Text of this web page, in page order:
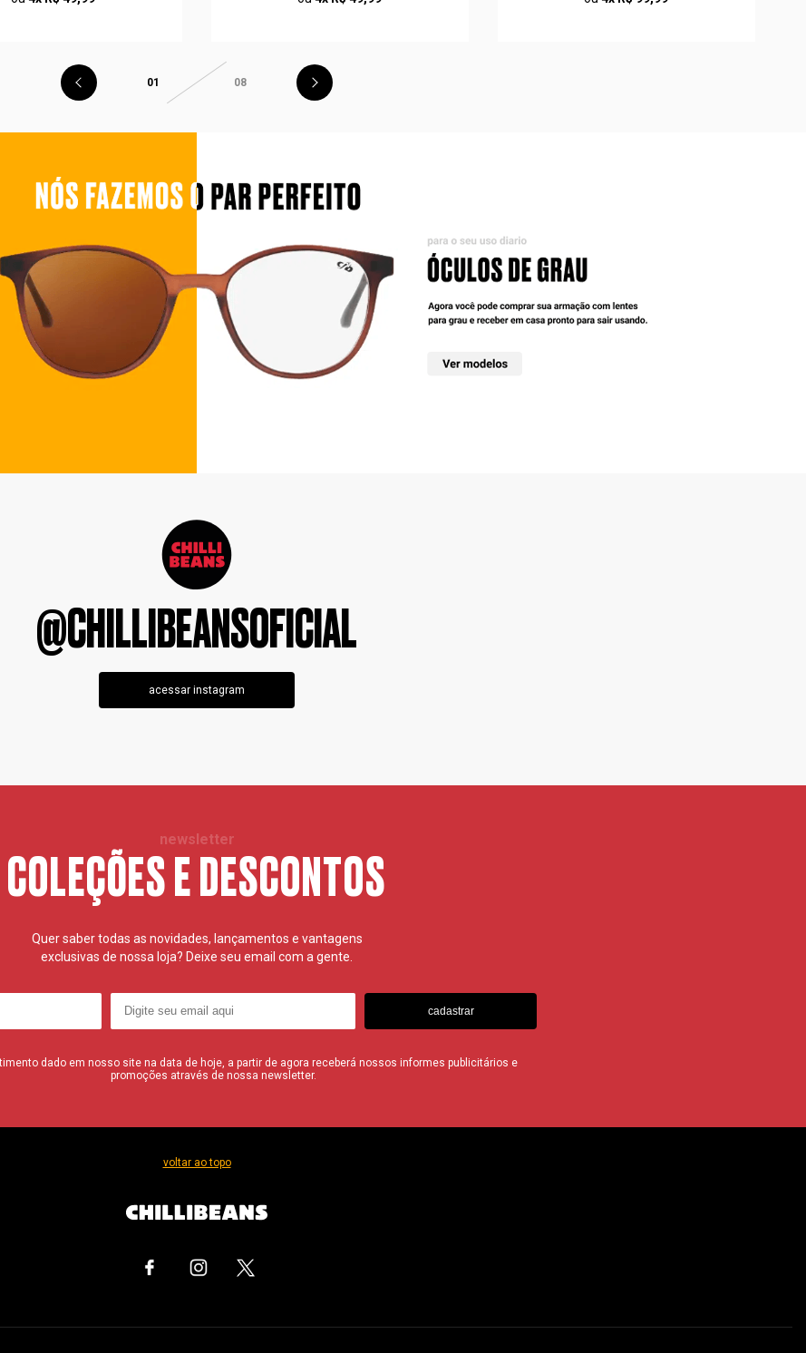
01 08
@CHILLIBEANSOFICIAL
acessar instagram
newsletter
COLEÇÕES E DESCONTOS
Quer saber todas as novidades, lançamentos e vantagens
exclusivas de nossa loja? Deixe seu email com a gente.
cadastrar
dado em nosso site na data de hoje, a partir de agora receberá nossos informes publicitários e
promoções através de nossa newsletter.
voltar ao topo